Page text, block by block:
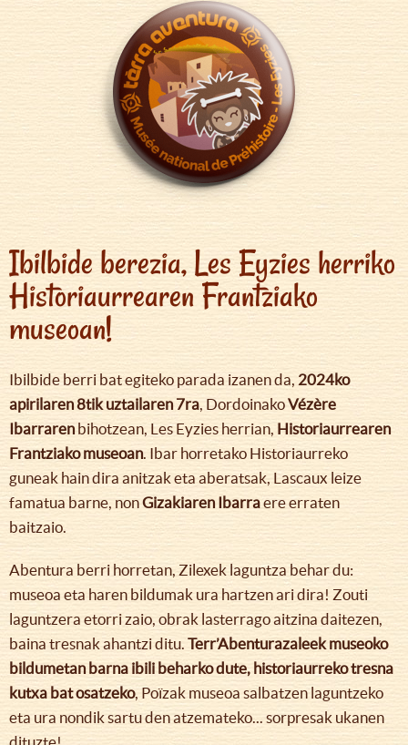
Ibilbide berezia, Les Eyzies herriko
Historiaurrearen Frantziako
museoan!
Ibilbide berri bat egiteko parada izanen da, 2024ko
apirilaren 8tik uztailaren 7ra, DordoinakoVézère
Ibarrarenbihotzean, Les Eyzies herrian, Historiaurrearen
Frantziako museoan. Ibar horretako Historiaurreko
guneak hain dira anitzak eta aberatsak, Lascaux leize
famatua barne, nonGizakiaren Ibarraere erraten
baitzaio.
Abentura berri horretan, Zilexek laguntza behar du:
museoa eta haren bildumak ura hartzen ari dira! Zouti
laguntzera etorri zaio, obrak lasterrago aitzina daitezen,
baina tresnak ahantzi ditu. Terr’Abenturazaleek museoko
bildumetan barna ibili beharko dute, historiaurreko tresna
kutxa bat osatzeko, Poïzak museoa salbatzen laguntzeko
eta ura nondik sartu den atzemateko... sorpresak ukanen